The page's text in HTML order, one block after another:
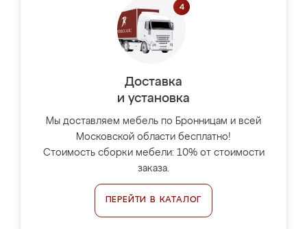
Доставка
и установка
Мы доставляем мебель по Бронницам и всей
Московской области бесплатно!
Стоимость сборки мебели: 10% от стоимости
заказа.
ПЕРЕЙТИ В КАТАЛОГ